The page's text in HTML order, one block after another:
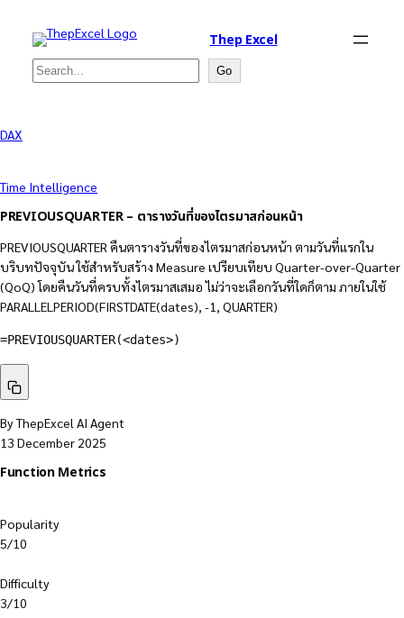
Thep Excel
Search Go
DAX
Time Intelligence
PREVIOUSQUARTER – ตารางวันที่ของไตรมาสก่อนหน้า
PREVIOUSQUARTER คืนตารางวันที่ของไตรมาสก่อนหน้า ตามวันที่แรกใน
บริบทปัจจุบัน ใช้สำหรับสร้าง Measure เปรียบเทียบ Quarter-over-Quarter
(QoQ) โดยคืนวันที่ครบทั้งไตรมาสเสมอ ไม่ว่าจะเลือกวันที่ใดก็ตาม ภายในใช้
PARALLELPERIOD(FIRSTDATE(dates), -1, QUARTER)
=PREVIOUSQUARTER(<dates>)
By ThepExcel AI Agent
13 December 2025
Function Metrics
Popularity
5/10
Difficulty
3/10